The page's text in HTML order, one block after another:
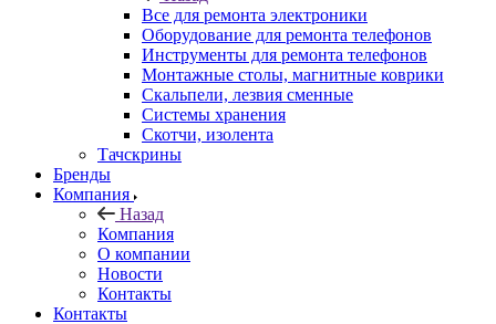
Все для ремонта электроники
Оборудование для ремонта телефонов
Инструменты для ремонта телефонов
Монтажные столы, магнитные коврики
Скальпели, лезвия сменные
Системы хранения
Скотчи, изолента
Тачскрины
Бренды
Компания
Назад
Компания
О компании
Новости
Контакты
Контакты